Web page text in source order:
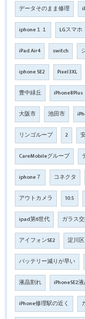
データそのまま修理
iphone１１ LGスマホ
iPad Air4 switch
iphone SE2 Pixel3XL
豊中緑丘 iPhone8Plus
大阪市 池田市
リンゴループ 2
CareMobileグループ
iphone７ コネクタ
アウトカメラ 10.5
ipad第6世代 ガラス
アイフォンSE2 淀川区
バッテリー減りが早い
液晶割れ iPhoneSE2
iPhone修理駅の近く